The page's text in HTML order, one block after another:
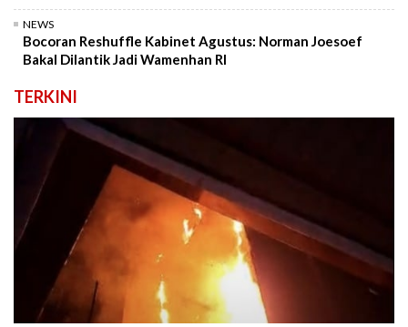
NEWS
Bocoran Reshuffle Kabinet Agustus: Norman Joesoef
Bakal Dilantik Jadi Wamenhan RI
TERKINI